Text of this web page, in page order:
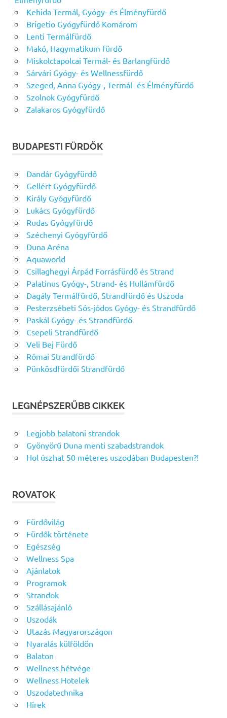
Kehida Termál, Gyógy- és Élményfürdő
Brigetio Gyógyfürdő Komárom
Lenti Termálfürdő
Makó, Hagymatikum fürdő
Miskolctapolcai Termál- és Barlangfürdő
Sárvári Gyógy- és Wellnessfürdő
Szeged, Anna Gyógy-, Termál- és Élményfürdő
Szolnok Gyógyfürdő
Zalakaros Gyógyfürdő
BUDAPESTI FÜRDŐK
Dandár Gyógyfürdő
Gellért Gyógyfürdő
Király Gyógyfürdő
Lukács Gyógyfürdő
Rudas Gyógyfürdő
Széchenyi Gyógyfürdő
Duna Aréna
Aquaworld
Csillaghegyi Árpád Forrásfürdő és Strand
Palatinus Gyógy-, Strand- és Hullámfürdő
Dagály Termálfürdő, Strandfürdő és Uszoda
Pesterzsébeti Sós-jódos Gyógy- és Strandfürdő
Paskál Gyógy- és Strandfürdő
Csepeli Strandfürdő
Veli Bej Fürdő
Római Strandfürdő
Pünkösdfürdői Strandfürdő
LEGNÉPSZERŰBB CIKKEK
Legjobb balatoni strandok
Gyönyörű Duna menti szabadstrandok
Hol úszhat 50 méteres uszodában Budapesten?!
ROVATOK
Fürdővilág
Fürdők története
Egészség
Wellness Spa
Ajánlatok
Programok
Strandok
Szállásajánló
Uszodák
Utazás Magyarországon
Nyaralás külföldön
Balaton
Wellness hétvége
Wellness Hotelek
Uszodatechnika
Hírek